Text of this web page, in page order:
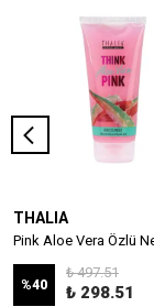
THALIA
%40
₺ 497.51
₺ 298.51